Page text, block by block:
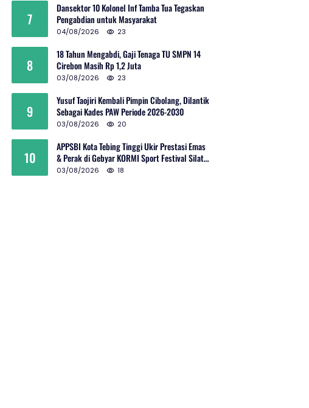
7
Dansektor 10 Kolonel Inf Tamba Tua Tegaskan
Pengabdian untuk Masyarakat
04/08/2026 23
8
18 Tahun Mengabdi, Gaji Tenaga TU SMPN 14
Cirebon Masih Rp 1,2 Juta
03/08/2026 23
9
Yusuf Taojiri Kembali Pimpin Cibolang, Dilantik
Sebagai Kades PAW Periode 2026-2030
03/08/2026 20
10
APPSBI Kota Tebing Tinggi Ukir Prestasi Emas
& Perak di Gebyar KORMI Sport Festival Silat
Budaya Sumut
03/08/2026 18